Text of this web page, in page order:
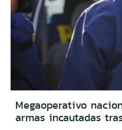
Megaoperativo
armas incautadas